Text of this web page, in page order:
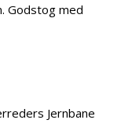
Godstog med
Jernbane